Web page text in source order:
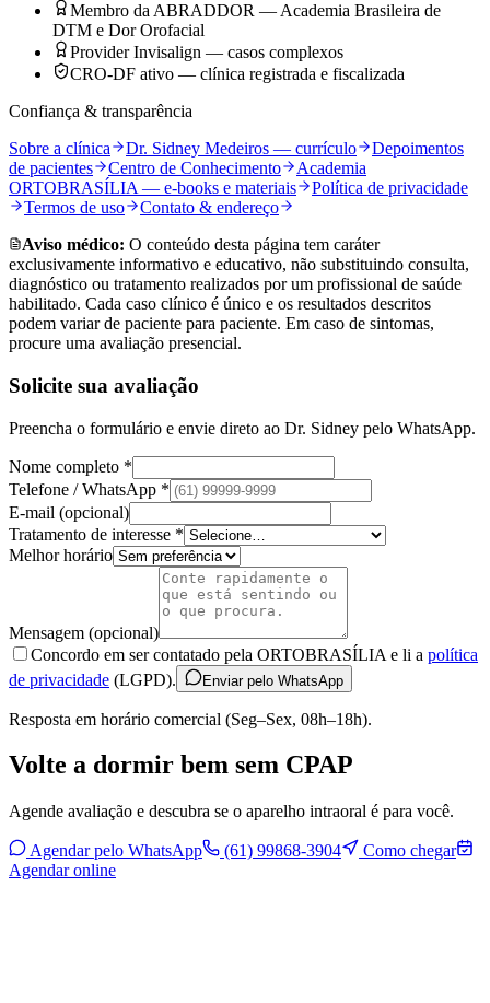
Membro da ABRADDOR — Academia Brasileira de
DTM e Dor Orofacial
Provider Invisalign — casos complexos
CRO-DF ativo — clínica registrada e fiscalizada
Confiança & transparência
Sobre a clínica
Dr. Sidney Medeiros — currículo
Depoimentos
de pacientes
Centro de Conhecimento
Academia
ORTOBRASÍLIA — e-books e materiais
Política de privacidade
Termos de uso
Contato & endereço
Aviso médico: O conteúdo desta página tem caráter
exclusivamente informativo e educativo, não substituindo consulta,
diagnóstico ou tratamento realizados por um profissional de saúde
habilitado. Cada caso clínico é único e os resultados descritos
podem variar de paciente para paciente. Em caso de sintomas,
procure uma avaliação presencial.
Solicite sua avaliação
Preencha o formulário e envie direto ao Dr. Sidney pelo WhatsApp.
Nome completo *
Telefone / WhatsApp *
E-mail (opcional)
Tratamento de interesse *
Melhor horário
Mensagem (opcional)
Concordo em ser contatado pela ORTOBRASÍLIA e li a política
de privacidade (LGPD). Enviar pelo WhatsApp
Resposta em horário comercial (Seg–Sex, 08h–18h).
Volte a dormir bem sem CPAP
Agende avaliação e descubra se o aparelho intraoral é para você.
Agendar pelo WhatsApp (61) 99868-3904
Como chegar
Agendar online